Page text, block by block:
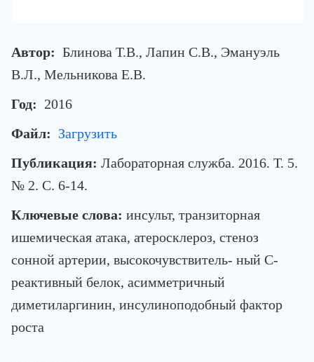
Автор: Блинова Т.В., Лапин С.В., Эмануэль
В.Л., Мельникова Е.В.
Год: 2016
Файл: Загрузить
Публикация: Лабораторная служба. 2016. Т. 5.
№ 2. С. 6-14.
Ключевые слова: инсульт, транзиторная
ишемическая атака, атеросклероз, стеноз
сонной артерии, высокочувствитель- ный С-
реактивный белок, асимметричный
диметиларгинин, инсулиноподобный фактор
роста